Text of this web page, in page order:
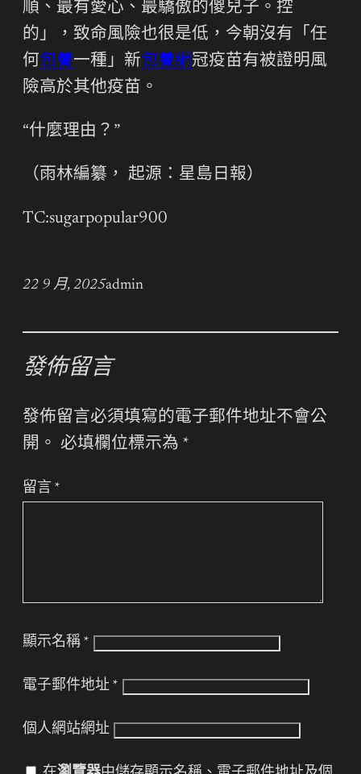
順、最有愛心、最驕傲的傻兒子。控
的」，致命風險也很是低，今朝沒有「任
何包養一種」新包養網冠疫苗有被證明風
險高於其他疫苗。
“什麼理由？”
（雨林編纂， 起源：星島日報）
TC:sugarpopular900
22 9 月, 2025admin
發佈留言
發佈留言必須填寫的電子郵件地址不會公
開。 必填欄位標示為 *
留言 *
顯示名稱 *
電子郵件地址 *
個人網站網址